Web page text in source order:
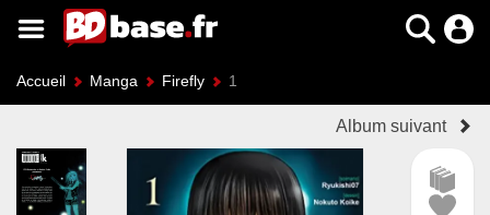
Accueil Manga Firefly 1
Album suivant